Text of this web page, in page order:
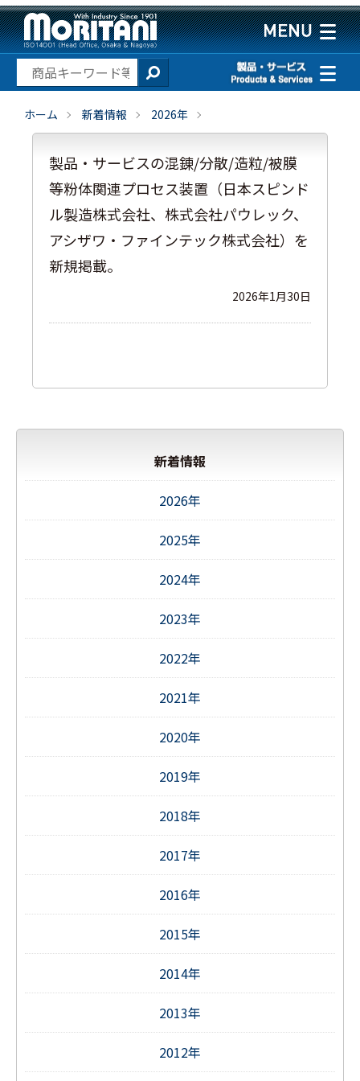
ホーム 新着情報 2026年
製品・サービスの混錬/分散/造粒/被膜
等粉体関連プロセス装置（日本スピンド
ル製造株式会社、株式会社パウレック、
アシザワ・ファインテック株式会社）を
新規掲載。
2026年1月30日
新着情報
2026年
2025年
2024年
2023年
2022年
2021年
2020年
2019年
2018年
2017年
2016年
2015年
2014年
2013年
2012年